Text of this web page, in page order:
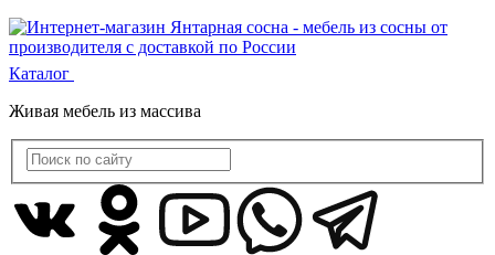
Каталог
Живая мебель из массива